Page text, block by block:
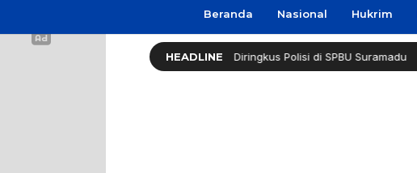
Beranda Nasional Hukrim
HEADLINE
Curanmor Lintas Daerah Diringkus Polisi di SPBU Suramadu